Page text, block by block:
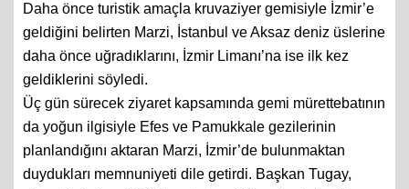
Daha önce turistik amaçla kruvaziyer gemisiyle İzmir’e
geldiğini belirten Marzi, İstanbul ve Aksaz deniz üslerine
daha önce uğradıklarını, İzmir Limanı’na ise ilk kez
geldiklerini söyledi.
Üç gün sürecek ziyaret kapsamında gemi mürettebatının
da yoğun ilgisiyle Efes ve Pamukkale gezilerinin
planlandığını aktaran Marzi, İzmir’de bulunmaktan
duydukları memnuniyeti dile getirdi. Başkan Tugay,